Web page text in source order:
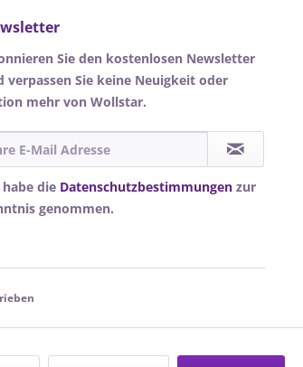
Sie den kostenlosen Newsletter
verpassen Sie keine Neuigkeit oder
mehr von Wollstar.
habe die Datenschutzbestimmungen zur
genommen.